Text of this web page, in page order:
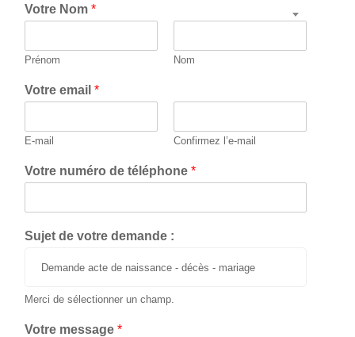
Votre Nom *
Prénom Nom
Votre email *
E-mail Confirmez l’e-mail
Votre numéro de téléphone *
Sujet de votre demande :
Demande acte de naissance - décès - mariage
Merci de sélectionner un champ.
Votre message *